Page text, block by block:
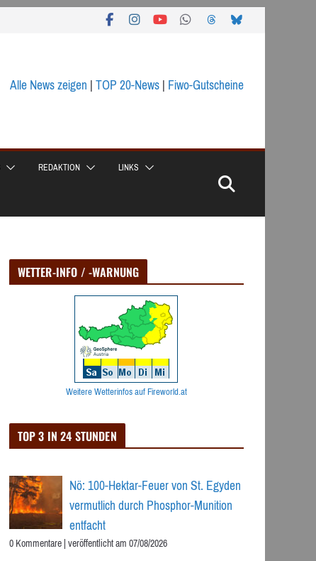
Alle News zeigen|TOP 20-News|Fiwo-Gutscheine
REDAKTION LINKS
WETTER-INFO / -WARNUNG
Weitere Wetterinfos auf Fireworld.at
TOP 3 IN 24 STUNDEN
Nö: 100-Hektar-Feuer von St. Egyden
vermutlich durch Phosphor-Munition
entfacht
0 Kommentare|veröffentlicht am 07/08/2026